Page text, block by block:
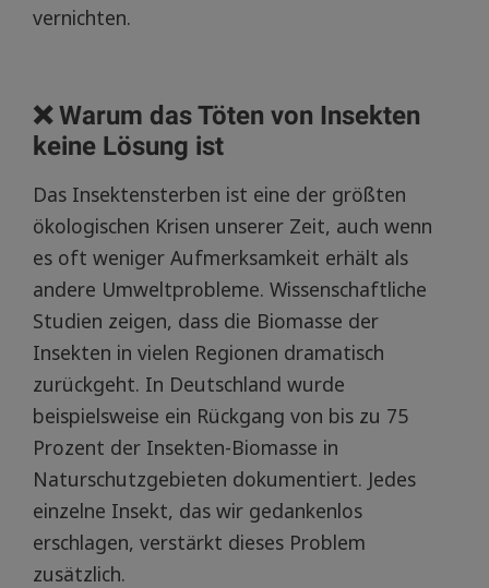
vernichten.
❌ Warum das Töten von Insekten
keine Lösung ist
Das Insektensterben ist eine der größten
ökologischen Krisen unserer Zeit, auch wenn
es oft weniger Aufmerksamkeit erhält als
andere Umweltprobleme. Wissenschaftliche
Studien zeigen, dass die Biomasse der
Insekten in vielen Regionen dramatisch
zurückgeht. In Deutschland wurde
beispielsweise ein Rückgang von bis zu 75
Prozent der Insekten-Biomasse in
Naturschutzgebieten dokumentiert. Jedes
einzelne Insekt, das wir gedankenlos
erschlagen, verstärkt dieses Problem
zusätzlich.